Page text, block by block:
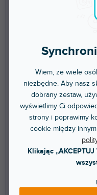
Wiem, że wiele
niezbędne. Aby nasz
dobrany zestaw,
wyświetlimy Ci
strony i poprawimy
cookie między
Klikając
VIBZ MS Adaptor
Dostępny w sklepie
stacjonarnym
(3
45,30 zł
Adapter statywu
do VIBZ 6, 8 i 10.